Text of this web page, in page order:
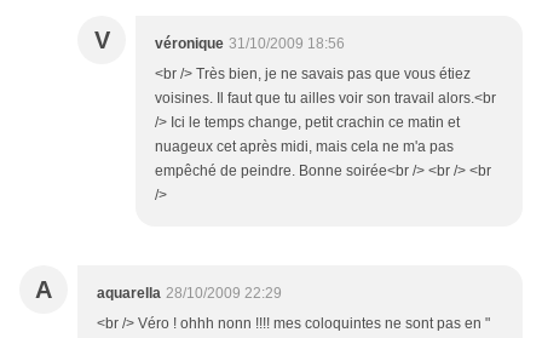
V véronique 31/10/2009 18:56
<br /> Très bien, je ne savais pas que vous étiez
voisines. Il faut que tu ailles voir son travail alors.<br
/> Ici le temps change, petit crachin ce matin et
nuageux cet après midi, mais cela ne m'a pas
empêché de peindre. Bonne soirée<br /> <br /> <br
/>
A aquarella 28/10/2009 22:29
<br /> Véro ! ohhh nonn !!!! mes coloquintes ne sont pas en "